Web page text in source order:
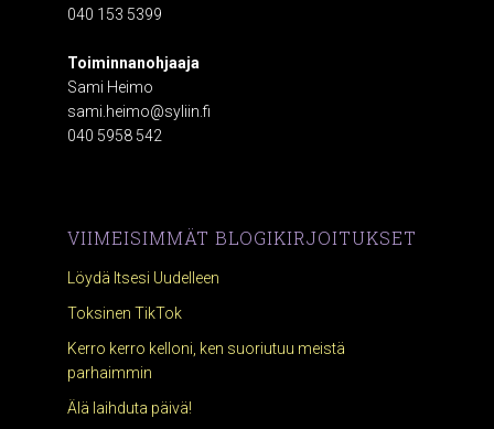
040 153 5399
Toiminnanohjaaja
Sami Heimo
sami.heimo@syliin.fi
040 5958 542
VIIMEISIMMÄT BLOGIKIRJOITUKSET
Löydä Itsesi Uudelleen
Toksinen TikTok
Kerro kerro kelloni, ken suoriutuu meistä
parhaimmin
Älä laihduta päivä!